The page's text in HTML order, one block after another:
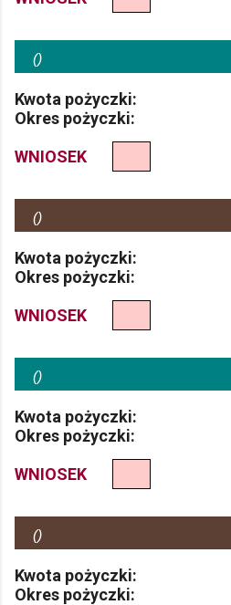
()
Kwota pożyczki:
Okres pożyczki:
WNIOSEK
()
Kwota pożyczki:
Okres pożyczki:
WNIOSEK
()
Kwota pożyczki:
Okres pożyczki:
WNIOSEK
()
Kwota pożyczki:
Okres pożyczki: